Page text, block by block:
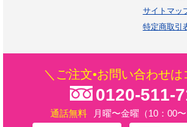
サイトマッ
特定商取引
＼ご注文•お問い合わせは
0120-511-
通話無料
月曜〜金曜（10：00〜